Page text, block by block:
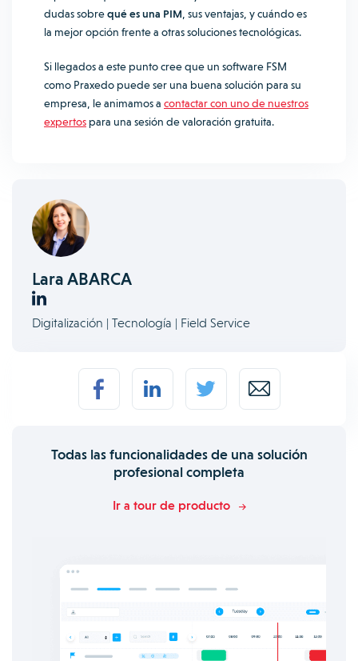
dudas sobrequé es una PIM , sus ventajas, y cuándo es
la mejor opción frente a otras soluciones tecnológicas.
Si llegados a este punto cree que un software FSM
como Praxedo puede ser una buena solución para su
empresa, le animamos a contactar con uno de nuestros
expertos para una sesión de valoración gratuita.
Lara ABARCA
Digitalización | Tecnología | Field Service
Todas las funcionalidades de una solución
profesional completa
Ir a tour de producto